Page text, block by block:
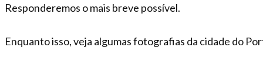
Responderemos o mais breve possível.
Enquanto isso, veja algumas fotografias da cidade do